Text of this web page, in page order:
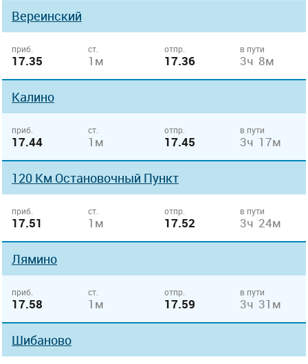
Вереинский
приб.
17.35
ст.
1м
отпр.
17.36
в пути
3ч 8м
Калино
приб.
17.44
ст.
1м
отпр.
17.45
в пути
3ч 17м
120 Км Остановочный Пункт
приб.
17.51
ст.
1м
отпр.
17.52
в пути
3ч 24м
Лямино
приб.
17.58
ст.
1м
отпр.
17.59
в пути
3ч 31м
Шибаново